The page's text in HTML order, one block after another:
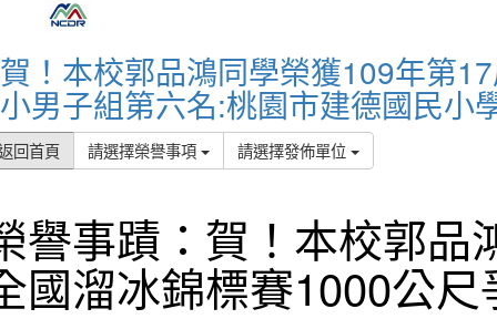
賀！本校郭品鴻同學榮獲109年第
小男子組第六名:桃園市建德國民小
回首頁 請選擇榮譽事項 請選擇發佈單位
譽事蹟：賀！本校郭品
國溜冰錦標賽1000公